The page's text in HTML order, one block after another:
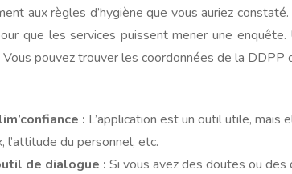
aux règles d’hygiène que vous auriez
que les services puissent mener une
pouvez trouver les coordonnées de la
: L’application est un outil utile, mais
l’attitude du personnel, etc.
de dialogue : Si vous avez des doutes ou des